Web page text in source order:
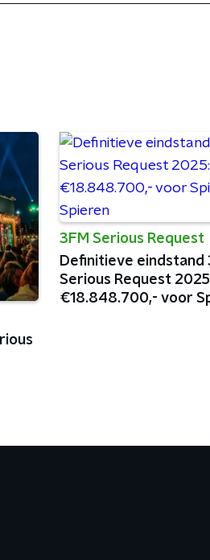
3FM Serious Request
Definitieve eindstand
Serious Request
€18.848.700,- voor